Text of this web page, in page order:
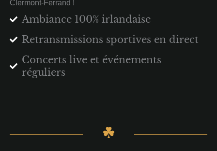
Clermont-Ferrand !
Ambiance 100% irlandaise
Retransmissions sportives en direct
Concerts live et événements
réguliers